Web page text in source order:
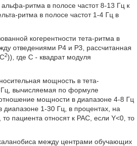
ритма в полосе частот 8-13 Гц к
ритма в полосе частот 1-4 Гц в
когерентности тета-ритма в
отведениями Р4 и Р3, рассчитанная
2)), где С - квадрат модуля
мощность в тета-
Гц, вычисляемая по формуле
мощности в диапазоне 4-8 Гц
1-30 Гц, в процентах, на
пациента относят к РАС, если Υ<0, то
между центрами обучающих